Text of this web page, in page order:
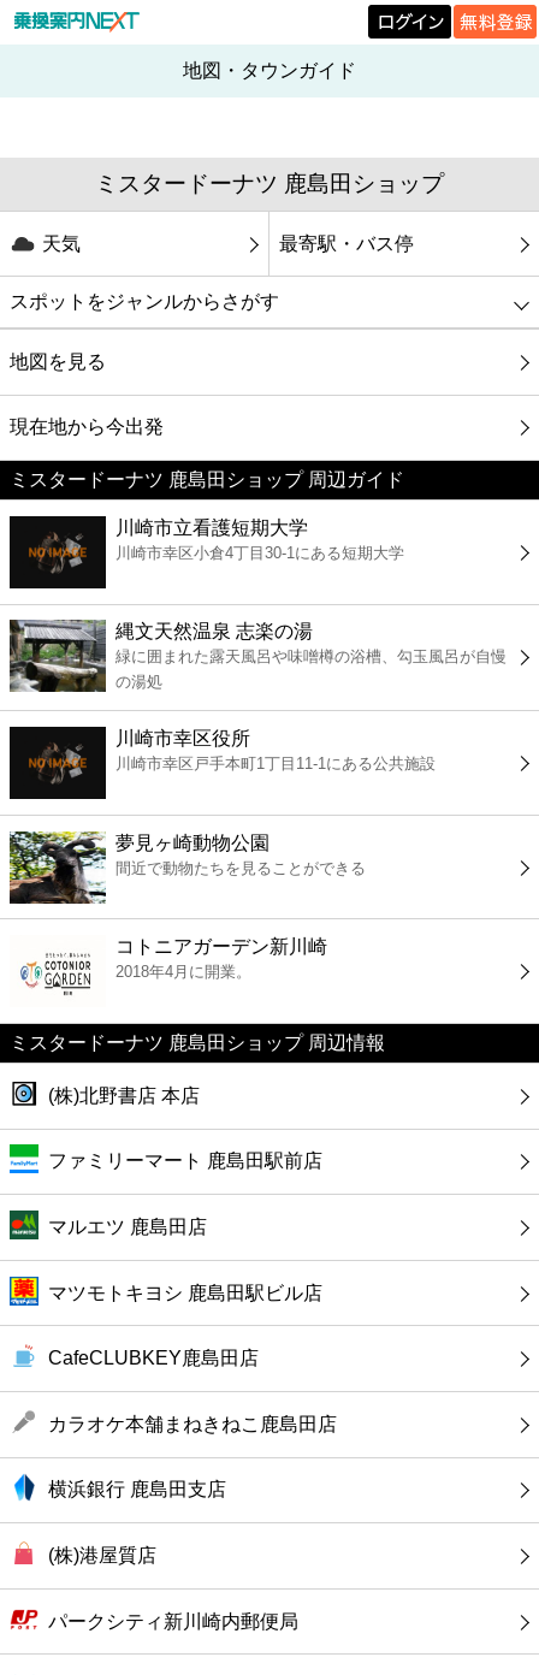
地図・タウンガイド
ミスタードーナツ 鹿島田ショップ
天気 最寄駅・バス停
スポットをジャンルからさがす
グルメ
映画
美容
コンビニ
薬局
スーパー
エンタメ
レジャー
書店
ファミレス
カフェ
ショッピング
銀行
公共
病院
ホテル
地図を見る
現在地から今出発
ミスタードーナツ 鹿島田ショップ 周辺ガイド
川崎市立看護短期大学
川崎市幸区小倉4丁目30-1にある短期大学
縄文天然温泉 志楽の湯
緑に囲まれた露天風呂や味噌樽の浴槽、勾玉風呂が自慢
の湯処
川崎市幸区役所
川崎市幸区戸手本町1丁目11-1にある公共施設
夢見ヶ崎動物公園
間近で動物たちを見ることができる
コトニアガーデン新川崎
2018年4月に開業。
ミスタードーナツ 鹿島田ショップ 周辺情報
(株)北野書店 本店
ファミリーマート 鹿島田駅前店
マルエツ 鹿島田店
マツモトキヨシ 鹿島田駅ビル店
CafeCLUBKEY鹿島田店
カラオケ本舗まねきねこ鹿島田店
横浜銀行 鹿島田支店
(株)港屋質店
パークシティ新川崎内郵便局